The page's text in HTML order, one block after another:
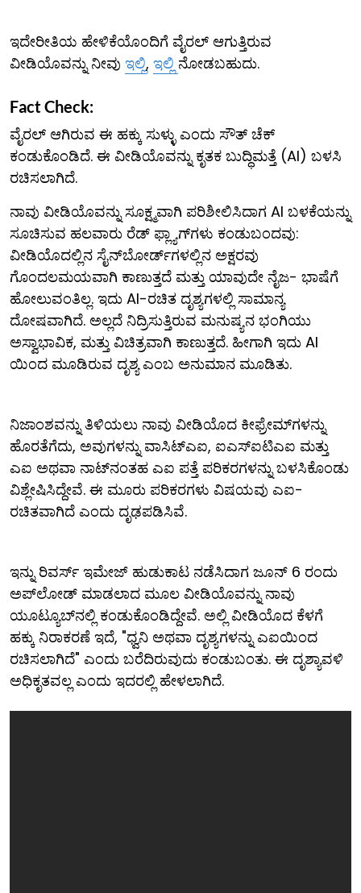
ಇದೇರೀತಿಯ ಹೇಳಿಕೆಯೊಂದಿಗೆ ವೈರಲ್ ಆಗುತ್ತಿರುವ
ವೀಡಿಯೊವನ್ನು ನೀವು ಇಲ್ಲಿ, ಇಲ್ಲಿ ನೋಡಬಹುದು.
Fact Check:
ವೈರಲ್ ಆಗಿರುವ ಈ ಹಕ್ಕು ಸುಳ್ಳು ಎಂದು ಸೌತ್ ಚೆಕ್
ಕಂಡುಕೊಂಡಿದೆ. ಈ ವೀಡಿಯೊವನ್ನು ಕೃತಕ ಬುದ್ಧಿಮತ್ತೆ (AI) ಬಳಸಿ
ರಚಿಸಲಾಗಿದೆ.
ನಾವು ವೀಡಿಯೊವನ್ನು ಸೂಕ್ಷ್ಮವಾಗಿ ಪರಿಶೀಲಿಸಿದಾಗ AI ಬಳಕೆಯನ್ನು
ಸೂಚಿಸುವ ಹಲವಾರು ರೆಡ್ ಫ್ಲ್ಯಾಗ್​ಗಳು ಕಂಡುಬಂದವು:
ವೀಡಿಯೊದಲ್ಲಿನ ಸೈನ್‌ಬೋರ್ಡ್‌ಗಳಲ್ಲಿನ ಅಕ್ಷರವು
ಗೊಂದಲಮಯವಾಗಿ ಕಾಣುತ್ತದೆ ಮತ್ತು ಯಾವುದೇ ನೈಜ- ಭಾಷೆಗೆ
ಹೋಲುವಂತಿಲ್ಲ. ಇದು AI-ರಚಿತ ದೃಶ್ಯಗಳಲ್ಲಿ ಸಾಮಾನ್ಯ
ದೋಷವಾಗಿದೆ. ಅಲ್ಲದೆ ನಿದ್ರಿಸುತ್ತಿರುವ ಮನುಷ್ಯನ ಭಂಗಿಯು
ಅಸ್ವಾಭಾವಿಕ, ಮತ್ತು ವಿಚಿತ್ರವಾಗಿ ಕಾಣುತ್ತದೆ. ಹೀಗಾಗಿ ಇದು AI
ಯಿಂದ ಮೂಡಿರುವ ದೃಶ್ಯ ಎಂಬ ಅನುಮಾನ ಮೂಡಿತು.
ನಿಜಾಂಶವನ್ನು ತಿಳಿಯಲು ನಾವು ವೀಡಿಯೊದ ಕೀಫ್ರೇಮ್‌ಗಳನ್ನು
ಹೊರತೆಗೆದು, ಅವುಗಳನ್ನು ವಾಸಿಟ್‌ಎಐ, ಐಎಸ್‌ಐಟಿಎಐ ಮತ್ತು
ಎಐ ಅಥವಾ ನಾಟ್‌ನಂತಹ ಎಐ ಪತ್ತೆ ಪರಿಕರಗಳನ್ನು ಬಳಸಿಕೊಂಡು
ವಿಶ್ಲೇಷಿಸಿದ್ದೇವೆ. ಈ ಮೂರು ಪರಿಕರಗಳು ವಿಷಯವು ಎಐ-
ರಚಿತವಾಗಿದೆ ಎಂದು ದೃಢಪಡಿಸಿವೆ.
ಇನ್ನು ರಿವರ್ಸ್ ಇಮೇಜ್ ಹುಡುಕಾಟ ನಡೆಸಿದಾಗ ಜೂನ್ 6 ರಂದು
ಅಪ್‌ಲೋಡ್ ಮಾಡಲಾದ ಮೂಲ ವೀಡಿಯೊವನ್ನು ನಾವು
ಯೂಟ್ಯೂಬ್​ನಲ್ಲಿ ಕಂಡುಕೊಂಡಿದ್ದೇವೆ. ಅಲ್ಲಿ ವೀಡಿಯೊದ ಕೆಳಗೆ
ಹಕ್ಕು ನಿರಾಕರಣೆ ಇದೆ, "ಧ್ವನಿ ಅಥವಾ ದೃಶ್ಯಗಳನ್ನು ಎಐಯಿಂದ
ರಚಿಸಲಾಗಿದೆ" ಎಂದು ಬರೆದಿರುವುದು ಕಂಡುಬಂತು. ಈ ದೃಶ್ಯಾವಳಿ
ಅಧಿಕೃತವಲ್ಲ ಎಂದು ಇದರಲ್ಲಿ ಹೇಳಲಾಗಿದೆ.